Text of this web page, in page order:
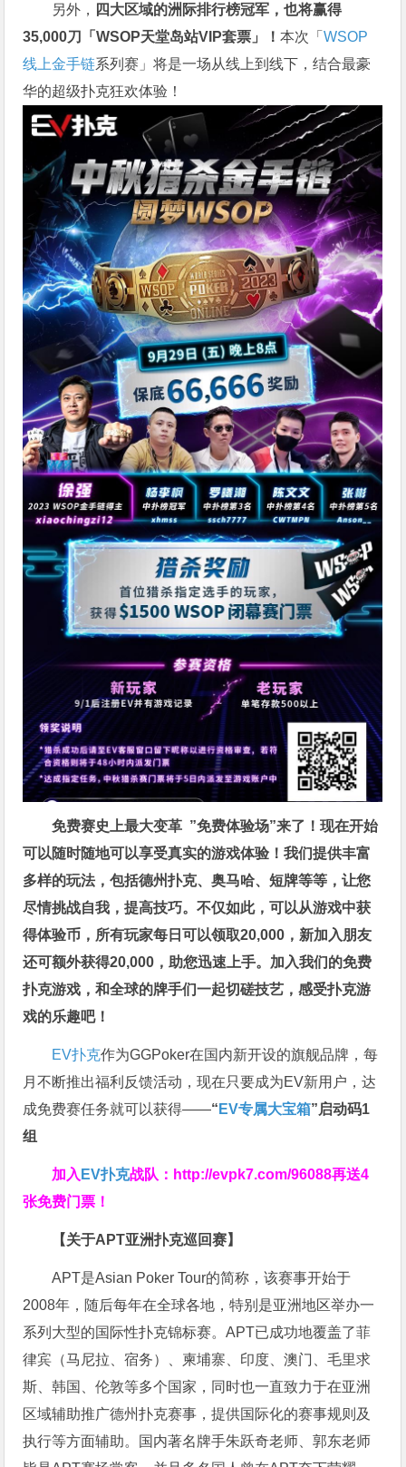
另外， 四大区域的洲际排行榜冠军，也将赢得
35,000刀「WSOP天堂岛站VIP套票」！本次「WSOP
线上金手链系列赛」将是一场从线上到线下，结合最豪
华的超级扑克狂欢体验！
免费赛史上最大变革 ”免费体验场”来了！现在开始
可以随时随地可以享受真实的游戏体验！我们提供丰富
多样的玩法，包括德州扑克、奥马哈、短牌等等，让您
尽情挑战自我，提高技巧。不仅如此，可以从游戏中获
得体验币，所有玩家每日可以领取20,000，新加入朋友
还可额外获得20,000，助您迅速上手。 加入我们的免费
扑克游戏，和全球的牌手们一起切磋技艺，感受扑克游
戏的乐趣吧！
EV扑克作为GGPoker在国内新开设的旗舰品牌，每
月不断推出福利反馈活动，现在只要成为EV新用户，达
成免费赛任务就可以获得——“ EV专属大宝箱”启动码1
组
加入 EV扑克战队： http://evpk7.com/96088再送4
张免费门票！
【关于APT亚洲扑克巡回赛】
APT是Asian Poker Tour的简称，该赛事开始于
2008年，随后每年在全球各地，特别是亚洲地区举办一
系列大型的国际性扑克锦标赛。APT已成功地覆盖了菲
律宾（马尼拉、宿务）、柬埔寨、印度、澳门、毛里求
斯、韩国、伦敦等多个国家，同时也一直致力于在亚洲
区域辅助推广德州扑克赛事，提供国际化的赛事规则及
执行等方面辅助。国内著名牌手朱跃奇老师、郭东老师